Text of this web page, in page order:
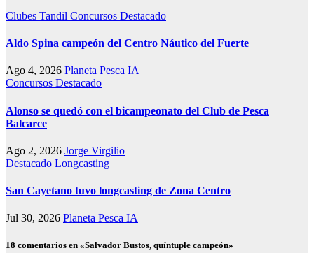
Clubes Tandil Concursos Destacado
Aldo Spina campeón del Centro Náutico del Fuerte
Ago 4, 2026 Planeta Pesca IA
Concursos Destacado
Alonso se quedó con el bicampeonato del Club de Pesca
Balcarce
Ago 2, 2026 Jorge Virgilio
Destacado Longcasting
San Cayetano tuvo longcasting de Zona Centro
Jul 30, 2026 Planeta Pesca IA
18 comentarios en «Salvador Bustos, quíntuple campeón»